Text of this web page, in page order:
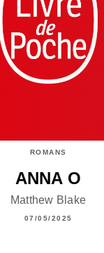
ROMANS
ANNA O
Matthew Blake
07/05/2025